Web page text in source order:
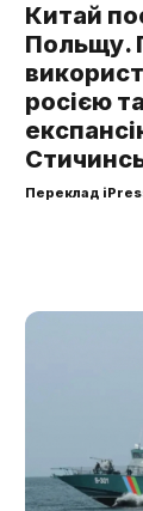
Китай
Польщу.
росією
Переклад